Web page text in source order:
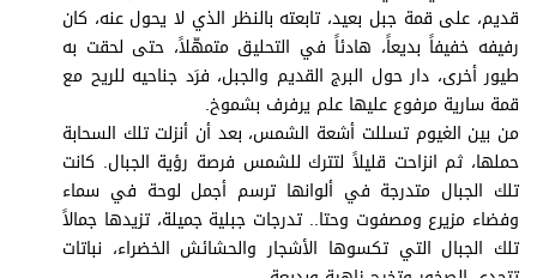
بودكاست
إنفوجراف
قصة صورة
كاريكتير
برامج
عدد اليوم
قديم، على قمة جبل بعيد، تابعته بالنظر الذي لا يحول عنه، كان
رفيفه خفيفاً بديعاً، هادئاً في التحليق متمهّلاً، حتى لحقت به
طيور أخرى، دار حول البرج القديم والجبل، فرَد جناحيه للريح مع
قمة سارية مرفوع عليها علم يرفرف بشموخ.
من بين الغيوم تسللت أشعة الشمس، بعد أن أنزلت تلك السحابة
حملها، ثم انزاحت قليلاً لتترك للشمس فرصة رؤية الجبال. كانت
تلك الجبال متدرجة في ألوانها ترسم أجمل لوحة في سماء
وفضاء مزيرع ومصفوت وحتا.. تدرجات جبلية جميلة، تزيدها جمالاً
تلك الجبال التي تكسوها الأشجار والحشائش الخضراء، نباتات